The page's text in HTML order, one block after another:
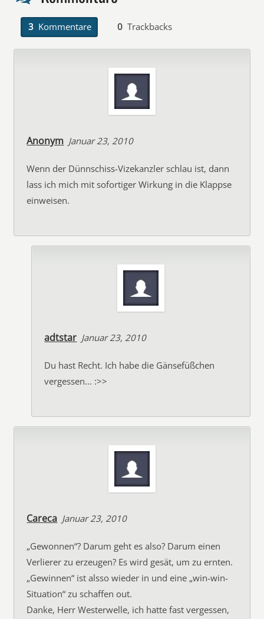
3 Kommentare 0 Trackbacks
Anonym Januar 23, 2010
Wenn der Dünnschiss-Vizekanzler schlau ist, dann
lass ich mich mit sofortiger Wirkung in die Klappse
einweisen.
adtstar Januar 23, 2010
Du hast Recht. Ich habe die Gänsefüßchen
vergessen… :>>
Careca Januar 23, 2010
„Gewonnen“? Darum geht es also? Darum einen
Verlierer zu erzeugen? Es wird gesät, um zu ernten.
„Gewinnen“ ist alsso wieder in und eine „win-win-
Situation“ zu schaffen out.
Danke, Herr Westerwelle, ich hatte fast vergessen,